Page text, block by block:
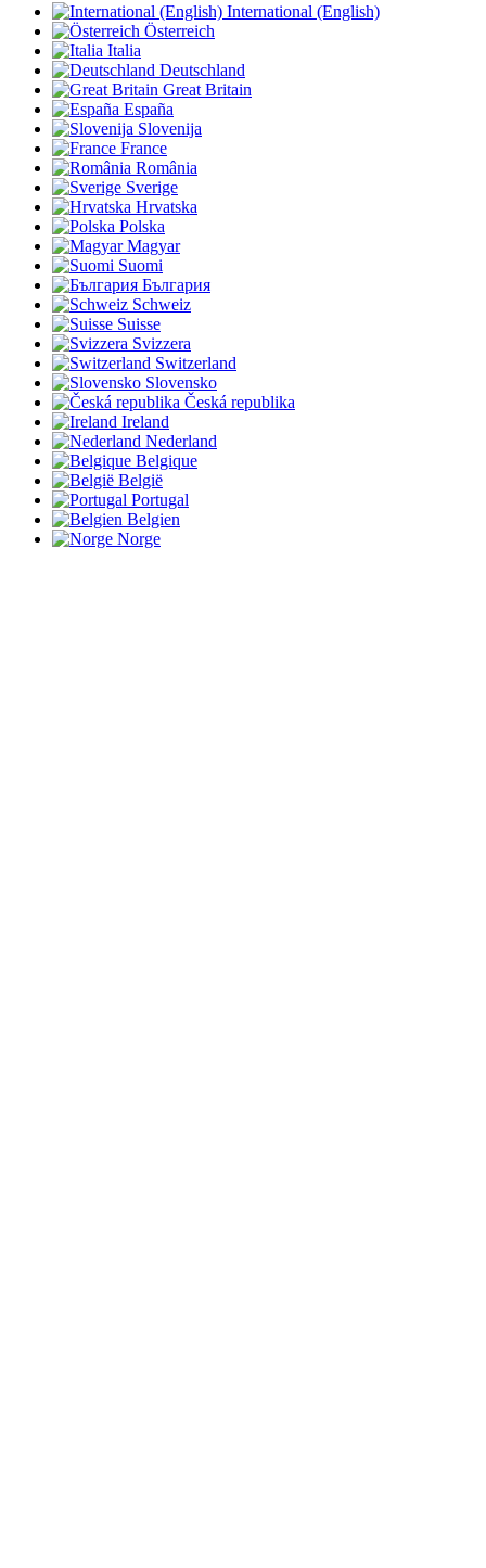
International (English)
Österreich
Italia
Deutschland
Great Britain
España
Slovenija
France
România
Sverige
Hrvatska
Polska
Magyar
Suomi
България
Schweiz
Suisse
Svizzera
Switzerland
Slovensko
Česká republika
Ireland
Nederland
Belgique
België
Portugal
Belgien
Norge